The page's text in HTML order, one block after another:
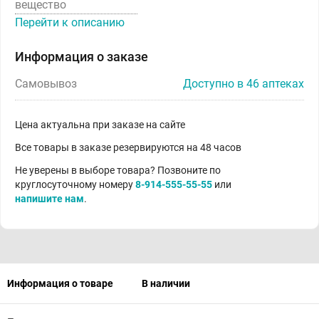
вещество
Перейти к описанию
Информация о заказе
Самовывоз Доступно в 46 аптеках
Цена актуальна при заказе на сайте
Все товары в заказе резервируются на 48 часов
Не уверены в выборе товара? Позвоните по
круглосуточному номеру8-914-555-55-55 или
напишите нам.
Информация о товаре В наличии